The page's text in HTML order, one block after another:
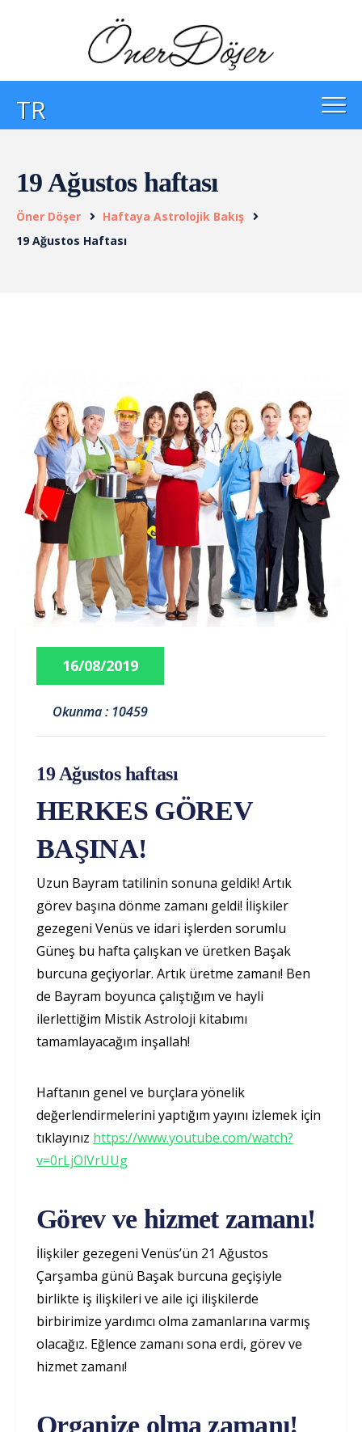
TR
19 Ağustos haftası
Öner Döşer
Haftaya Astrolojik Bakış
19 Ağustos Haftası
16/08/2019
Okunma : 10459
19 Ağustos haftası
HERKES GÖREV
BAŞINA!
Uzun Bayram tatilinin sonuna geldik! Artık
görev başına dönme zamanı geldi! İlişkiler
gezegeni Venüs ve idari işlerden sorumlu
Güneş bu hafta çalışkan ve üretken Başak
burcuna geçiyorlar. Artık üretme zamanı! Ben
de Bayram boyunca çalıştığım ve hayli
ilerlettiğim Mistik Astroloji kitabımı
tamamlayacağım inşallah!
Haftanın genel ve burçlara yönelik
değerlendirmelerini yaptığım yayını izlemek için
tıklayınız https://www.youtube.com/watch?
v=0rLjOlVrUUg
Görev ve hizmet zamanı!
İlişkiler gezegeni Venüs’ün 21 Ağustos
Çarşamba günü Başak burcuna geçişiyle
birlikte iş ilişkileri ve aile içi ilişkilerde
birbirimize yardımcı olma zamanlarına varmış
olacağız. Eğlence zamanı sona erdi, görev ve
hizmet zamanı!
Organize olma zamanı!